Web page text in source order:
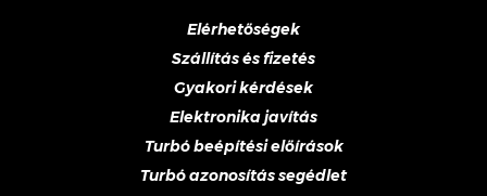
Elérhetőségek
Szállítás és fizetés
Gyakori kérdések
Elektronika javítás
Turbó beépítési előírások
Turbó azonosítás segédlet